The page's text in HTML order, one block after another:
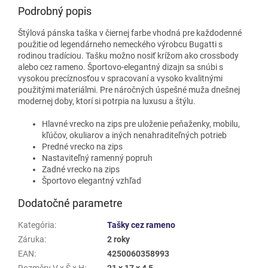
Podrobný popis
Štýlová pánska taška v čiernej farbe vhodná pre každodenné
použitie od legendárneho nemeckého výrobcu Bugatti s
rodinou tradíciou. Tašku možno nosiť krížom ako crossbody
alebo cez rameno. Športovo-elegantný dizajn sa snúbi s
vysokou precíznosťou v spracovaní a vysoko kvalitnými
použitými materiálmi. Pre náročných úspešné muža dnešnej
modernej doby, ktorí si potrpia na luxusu a štýlu.
Hlavné vrecko na zips pre uloženie peňaženky, mobilu,
kľúčov, okuliarov a iných nenahraditeľných potrieb
Predné vrecko na zips
Nastaviteľný ramenný popruh
Zadné vrecko na zips
Športovo elegantný vzhľad
Dodatočné parametre
Kategória:
Tašky cez rameno
Záruka:
2 roky
EAN:
4250060358993